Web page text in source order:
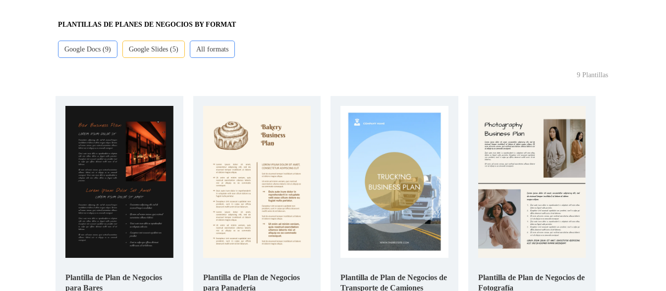
PLANTILLAS DE PLANES DE NEGOCIOS BY FORMAT
Google Docs (9) Google Slides (5) All formats
9 Plantillas
Plantilla de Plan de Negocios
para Bares
Plantilla de Plan de Negocios
para Panadería
Plantilla de Plan de Negocios de
Transporte de Camiones
Plantilla de Plan de Negocios de
Fotografía